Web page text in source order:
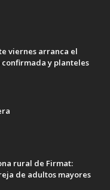
viernes arranca el
y planteles
rural de Firmat:
de adultos mayores